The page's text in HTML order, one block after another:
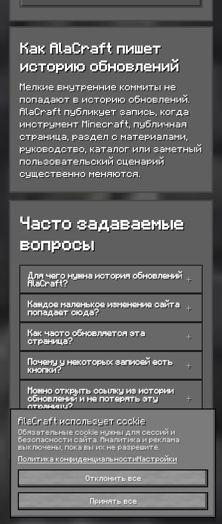
Как AlaCraft пишет
историю обновлений
Мелкие внутренние коммиты не
попадают в историю обновлений.
AlaCraft публикует запись, когда
инструмент Minecraft, публичная
страница, раздел с материалами,
руководство, каталог или заметный
пользовательский сценарий
существенно меняются.
Часто задаваемые
вопросы
Для чего нужна история обновлений
AlaCraft? +
Каждое маленькое изменение сайта
попадает сюда? +
Как часто обновляется эта
страница? +
Почему у некоторых записей есть
кнопки? +
Можно открыть ссылку из истории
обновлений и не потерять эту
страницу?
+
Это техническая история
коммитов?
AlaCraft использует cookie
Обязательные cookie нужны для сессий и
безопасности сайта. Аналитика и реклама
выключены, пока вы их не разрешите.
Политика конфиденциальностиНастройки
Отклонить все
Принять все